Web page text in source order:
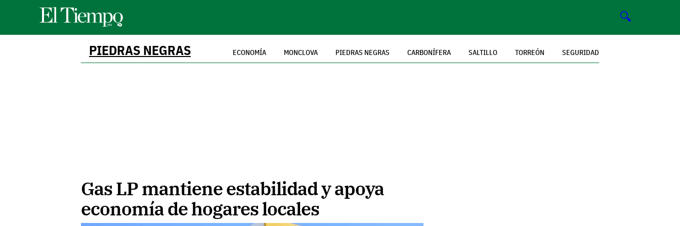
🔍
PIEDRAS NEGRAS ECONOMÍA MONCLOVA PIEDRAS NEGRAS CARBONÍFERA SALTILLO TORREÓN SEGURIDAD
Gas LP mantiene estabilidad y apoya
economía de hogares locales